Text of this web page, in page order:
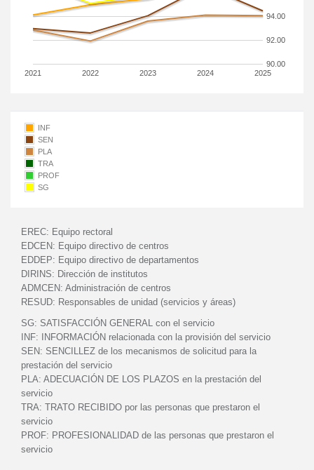
2021 2022 2023 2024 2025
90.00
92.00
94.00
INF
SEN
PLA
TRA
PROF
SG
EREC: Equipo rectoral
EDCEN: Equipo directivo de centros
EDDEP: Equipo directivo de departamentos
DIRINS: Dirección de institutos
ADMCEN: Administración de centros
RESUD: Responsables de unidad (servicios y áreas)
SG: SATISFACCIÓN GENERAL con el servicio
INF:
INFORMACIÓN relacionada con la provisión del servicio
SEN: SENCILLEZ de los mecanismos de solicitud para la
prestación del servicio
PLA: ADECUACIÓN DE LOS PLAZOS en la prestación del
servicio
TRA: TRATO RECIBIDO por las personas que prestaron el
servicio
PROF: PROFESIONALIDAD de las personas que prestaron el
servicio